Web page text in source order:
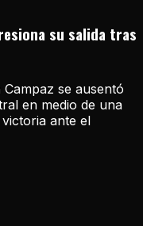
su salida tras
se ausentó
en medio de una
ante el